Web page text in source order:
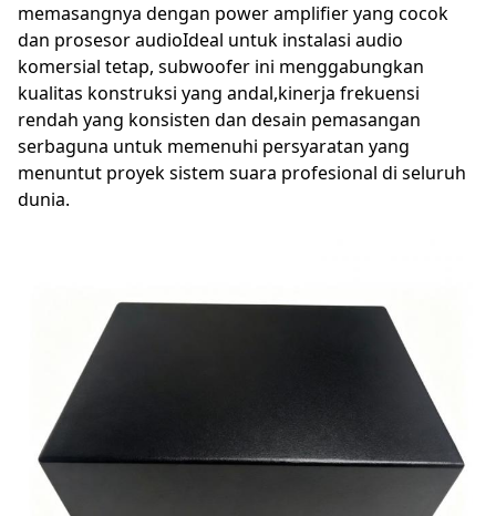
memasangnya dengan power amplifier yang cocok
dan prosesor audioIdeal untuk instalasi audio
komersial tetap, subwoofer ini menggabungkan
kualitas konstruksi yang andal,kinerja frekuensi
rendah yang konsisten dan desain pemasangan
serbaguna untuk memenuhi persyaratan yang
menuntut proyek sistem suara profesional di seluruh
dunia.